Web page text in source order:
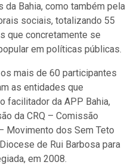
Bahia, como também pela
sociais, totalizando 55
que concretamente se
em políticas públicas.
mais de 60 participantes
as entidades que
facilitador da APP Bahia,
da CRQ – Comissão
Movimento dos Sem Teto
de Rui Barbosa para
em 2008.